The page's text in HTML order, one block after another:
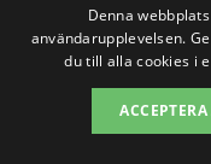
Förutom att
Kurveröd kan
alternativ i
Denna
användarupplevelsen.
du till alla cookies i